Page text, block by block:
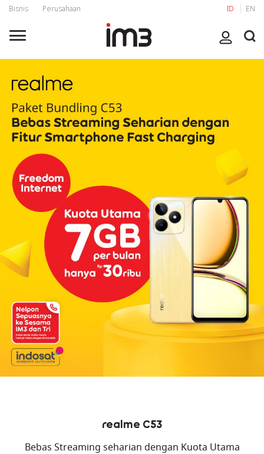
Bisnis Perusahaan ID EN
realme C53
Bebas Streaming seharian dengan Kuota Utama